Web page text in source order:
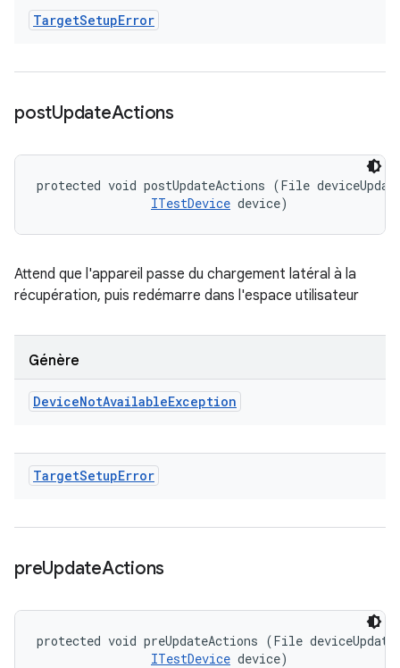
TargetSetupError
postUpdateActions
protected void postUpdateActions (File
ITestDevice device)
Attend que l'appareil passe du chargement latéral à la
récupération, puis redémarre dans l'espace utilisateur
Génère
DeviceNotAvailableException
TargetSetupError
preUpdateActions
protected void preUpdateActions (File
ITestDevice device)